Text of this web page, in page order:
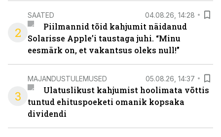
2
SAATED 04.08.26, 14:28
Piilmannid tõid kahjumit näidanud
Solarisse Apple’i taustaga juhi. “Minu
eesmärk on, et vakantsus oleks null!”
3
MAJANDUSTULEMUSED 05.08.26, 14:37
Ulatuslikust kahjumist hoolimata võttis
tuntud ehituspoeketi omanik kopsaka
dividendi